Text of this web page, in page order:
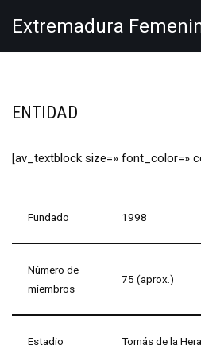
Extremadura
ENTIDAD
[av_textblock size=» font_color=»
Fundado 1998
Número de
miembros
75 (aprox.)
Estadio Tomás de la